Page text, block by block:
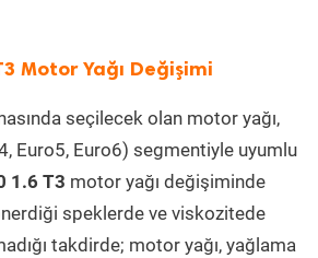
Motor Yağı Değişimi
seçilecek olan motor yağı,
Euro5, Euro6) segmentiyle uyumlu
1.6 T3 motor yağı değişiminde
speklerde ve viskozitede
takdirde; motor yağı, yağlama